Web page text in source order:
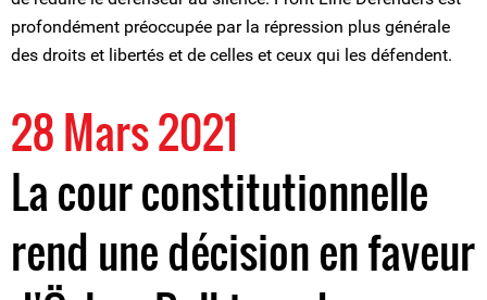
profondément préoccupée par la répression plus générale
des droits et libertés et de celles et ceux qui les défendent.
28 Mars 2021
La cour constitutionnelle
rend une décision en faveur